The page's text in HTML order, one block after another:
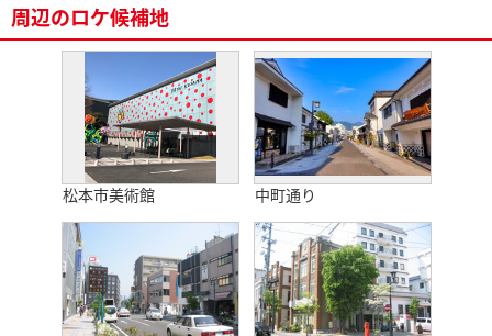
周辺のロケ候補地
松本市美術館 中町通り